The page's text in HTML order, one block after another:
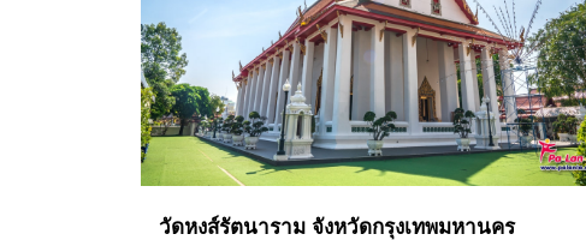
วัดหงส์รัตนาราม จังหวัดกรุงเทพมหานคร